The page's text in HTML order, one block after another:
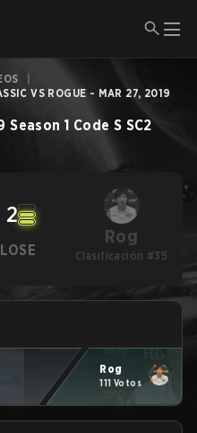
VS ROGUE - MAR 27, 2019
Season 1 Code S SC2
2
LOSE
Rog
Clasificación #35
Rog
111 Votos